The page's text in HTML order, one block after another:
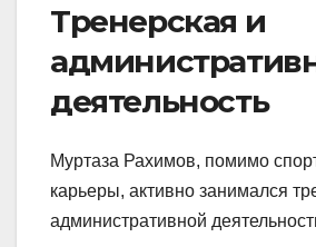
Тренерская и
деятельность
Муртаза Рахимов, помимо
карьеры, активно занимался
административной